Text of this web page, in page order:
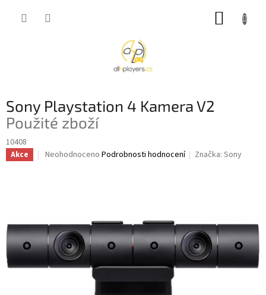
Sony Playstation 4 Kamera V2
Použité zboží
10408
Akce
Průměrné
5
hvězdiček.
Neohodnoceno Podrobnosti hodnocení Značka:Sony